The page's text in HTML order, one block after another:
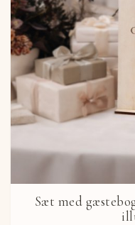
Sæt med